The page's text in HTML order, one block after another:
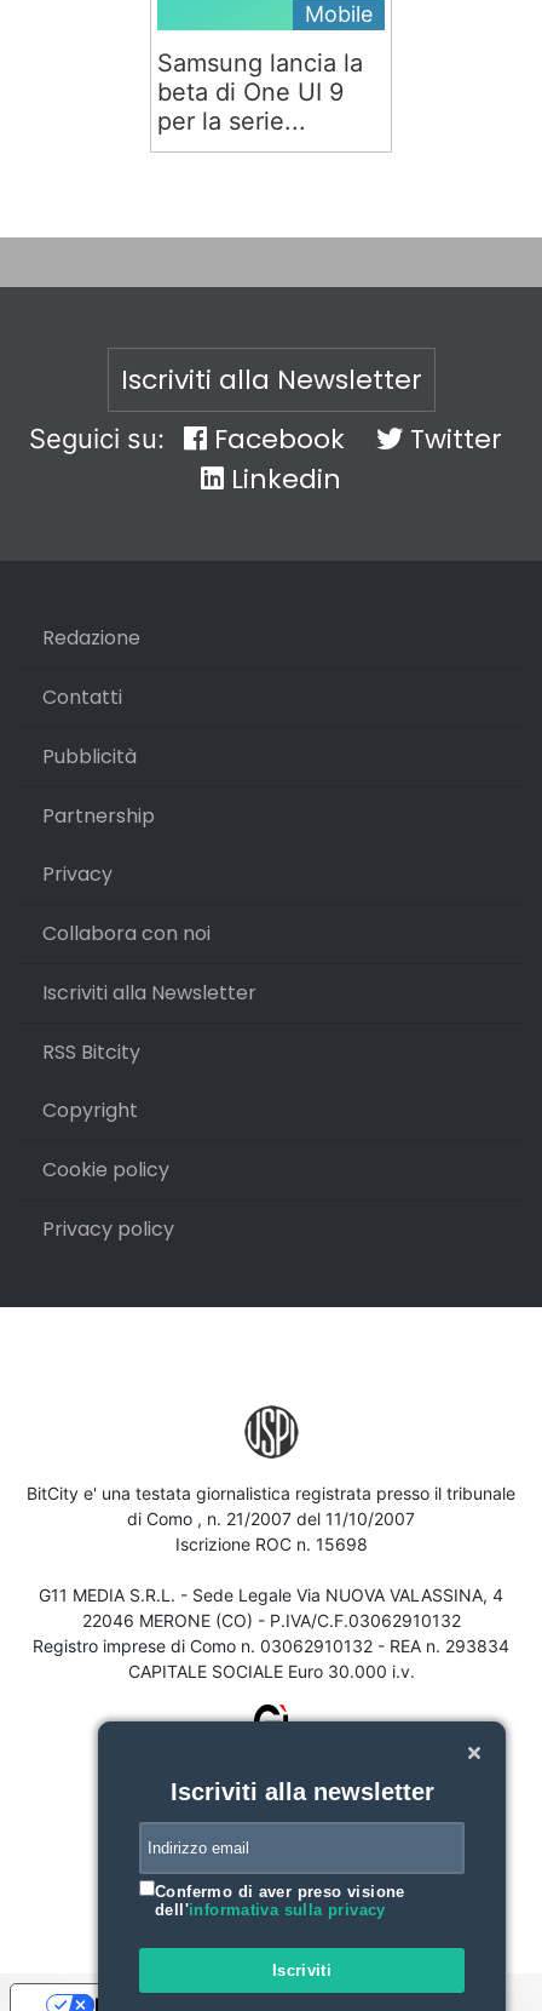
Mobile
Samsung lancia la
beta di One UI 9
per la serie...
Iscriviti alla Newsletter
Seguici su: Facebook
Twitter
Linkedin
Redazione
Contatti
Pubblicità
Partnership
Privacy
Collabora con noi
Iscriviti alla Newsletter
RSS Bitcity
Copyright
Cookie policy
Privacy policy
BitCity e' una testata giornalistica registrata presso il tribunale
di Como , n. 21/2007 del 11/10/2007
Iscrizione ROC n. 15698
G11 MEDIA S.R.L. - Sede Legale Via NUOVA VALASSINA, 4
22046 MERONE (CO) - P.IVA/C.F.03062910132
Registro imprese di Como n. 03062910132 - REA n. 293834
CAPITALE SOCIALE Euro 30.000 i.v.
Iscriviti alla newsletter
Confermo di aver preso visione
dell'informativa sulla privacy
Iscriviti
Le tue preferenze relative alla privacy